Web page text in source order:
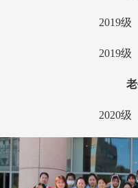
2019级
2019级
2020级